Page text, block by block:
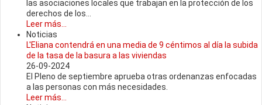
las asociaciones locales que trabajan en la protección de los
derechos de los...
Leer más...
Noticias
L'Eliana contendrá en una media de 9 céntimos al día la subida
de la tasa de la basura a las viviendas
26-09-2024
El Pleno de septiembre aprueba otras ordenanzas enfocadas
a las personas con más necesidades.
Leer más...